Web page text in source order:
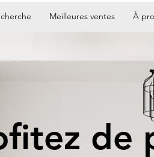
Meilleures ventes À
de